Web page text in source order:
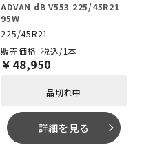
ADVAN dB V553 225/45R21
95W
225/45R21
税込/1本
￥ 48,950
品切れ中
詳細を見る arrow_forward_ios